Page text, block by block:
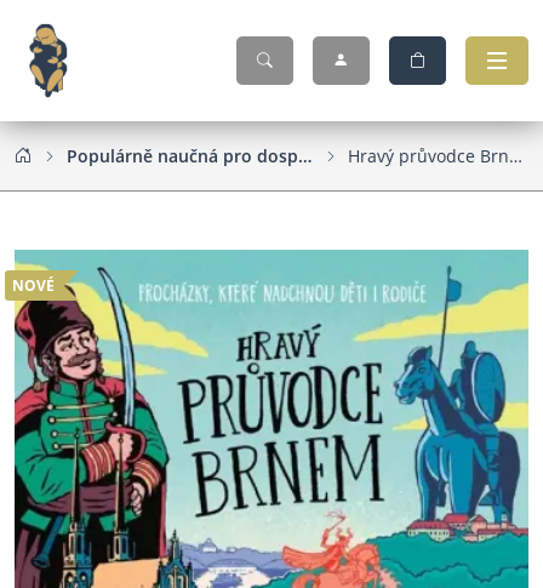
Populárně naučná pro dospělé Hravý průvodce Brnem
NOVÉ